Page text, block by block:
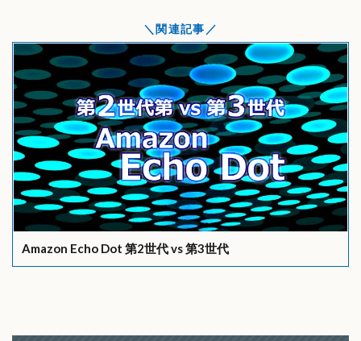
関連記事
Amazon Echo Dot 第2世代 vs 第3世代